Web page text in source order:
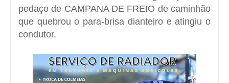
pedaço de CAMPANA DE FREIO de caminhão
que quebrou o para-brisa dianteiro e atingiu o
condutor.